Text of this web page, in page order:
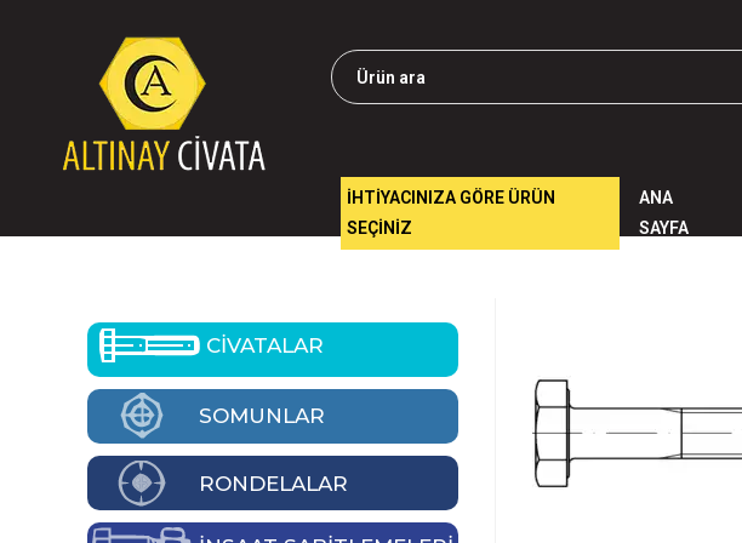
İHTİYACINIZA GÖRE ÜRÜN
SEÇİNİZ
ANA
SAYFA
CİVATALAR
SOMUNLAR
RONDELALAR